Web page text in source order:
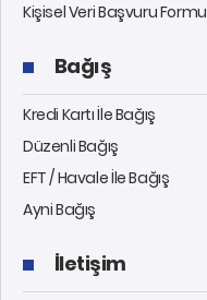
Kişisel Veri Başvuru Formu
Bağış
Kredi Kartı İle Bağış
Düzenli Bağış
EFT / Havale İle Bağış
Ayni Bağış
İletişim